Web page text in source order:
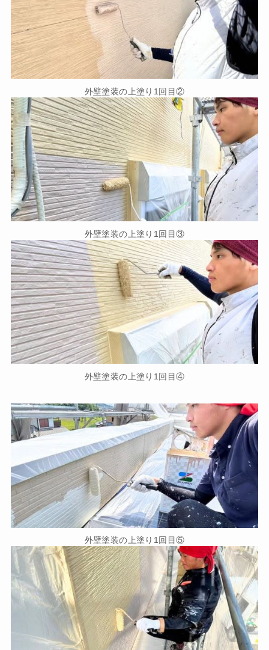
外壁塗装の上塗り1回目②
外壁塗装の上塗り1回目③
外壁塗装の上塗り1回目④
外壁塗装の上塗り1回目⑤